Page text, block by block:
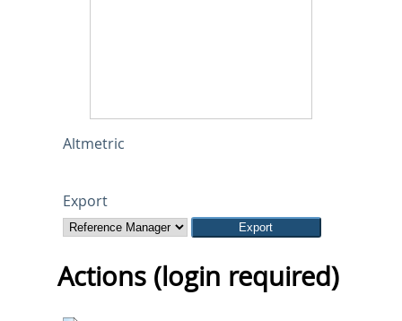
Altmetric
Export
Actions (login required)